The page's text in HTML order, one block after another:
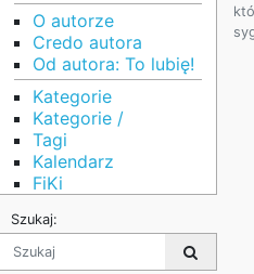
O autorze
Credo autora
Od autora: To lubię!
Kategorie
Kategorie /
Tagi
Kalendarz
FiKi
Szukaj: